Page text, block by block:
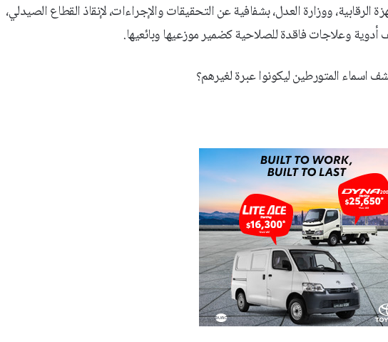
الرقابية، ووزارة العدل، بشفافية عن التحقيقات والإجراءات، لإنقاذ القطاع الصيدلي،
وعلاجات فاقدة للصلاحية كضمير موزعيها وبائعيها.
المتورطين ليكونوا عبرة لغيرهم؟